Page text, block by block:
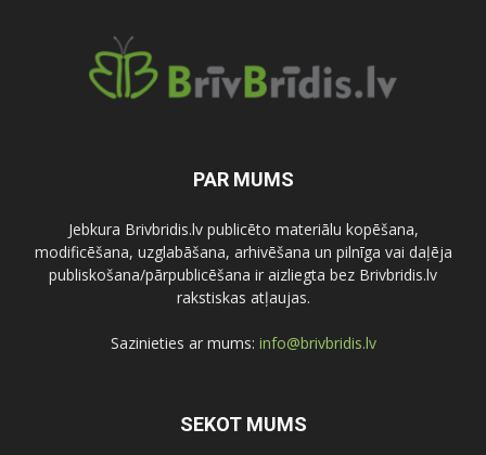
PAR MUMS
Jebkura Brivbridis.lv publicēto materiālu kopēšana,
modificēšana, uzglabāšana, arhivēšana un pilnīga vai daļēja
publiskošana/pārpublicēšana ir aizliegta bez Brivbridis.lv
rakstiskas atļaujas.
Sazinieties ar mums: info@brivbridis.lv
SEKOT MUMS